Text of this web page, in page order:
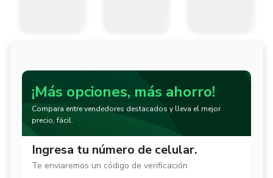
¡Más opciones, más ahorro!
Compara entre vendedores destacados y lleva el mejor
precio, fácil.
Ingresa tu número de celular.
Te enviaremos un código de verificación